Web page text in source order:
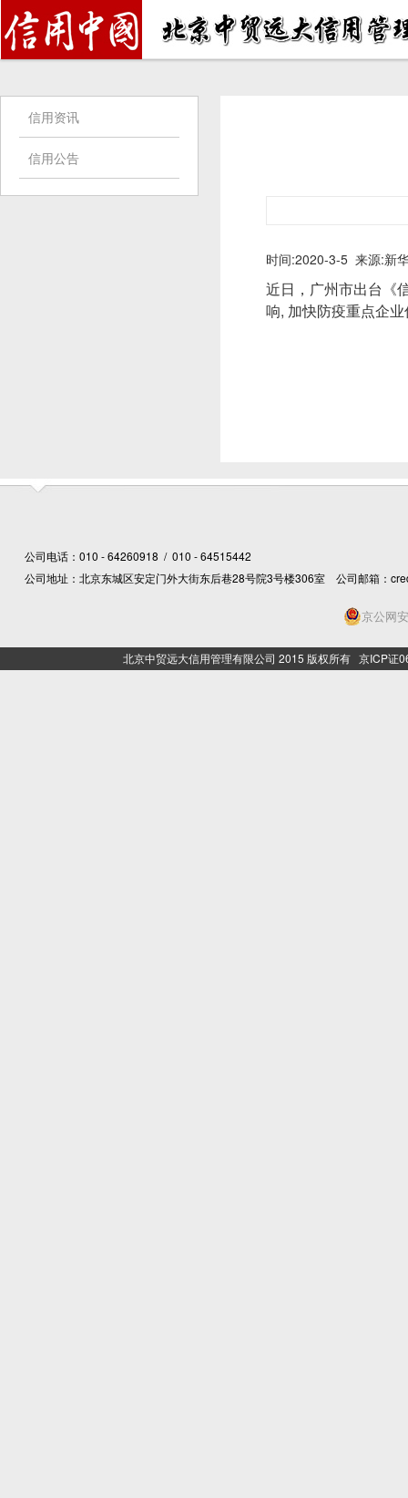
信用资讯
信用公告
时间:2020-3-5 来源:新
近日，广州市出台《
响, 加快防疫重点企
公司电话：010 - 64260918 / 010 - 64515442
公司地址：北京东城区安定门外大街东后巷28号院3号楼306室 公司邮箱：
京公网
北京中贸远大信用管理有限公司 2015 版权所有 京ICP证